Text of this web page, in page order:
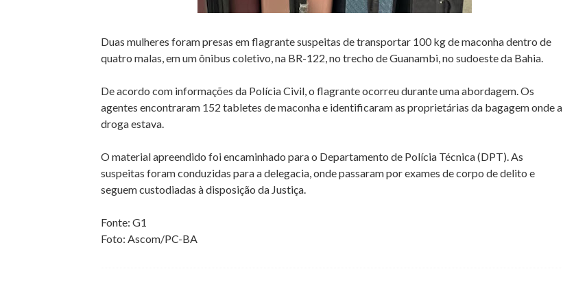
Duas mulheres foram presas em flagrante suspeitas de transportar 100 kg de maconha dentro de
quatro malas, em um ônibus coletivo, na BR-122, no trecho de Guanambi, no sudoeste da Bahia.
De acordo com informações da Polícia Civil, o flagrante ocorreu durante uma abordagem. Os
agentes encontraram 152 tabletes de maconha e identificaram as proprietárias da bagagem onde a
droga estava.
O material apreendido foi encaminhado para o Departamento de Polícia Técnica (DPT). As
suspeitas foram conduzidas para a delegacia, onde passaram por exames de corpo de delito e
seguem custodiadas à disposição da Justiça.
Fonte: G1
Foto: Ascom/PC-BA